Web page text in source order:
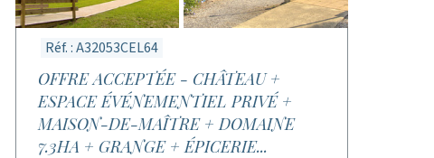
Réf. : A32053CEL64
OFFRE ACCEPTÉE - CHÂTEAU +
ESPACE ÉVÉNEMENTIEL PRIVÉ +
MAISON-DE-MAÎTRE + DOMAINE
7.3HA + GRANGE + ÉPICERIE...